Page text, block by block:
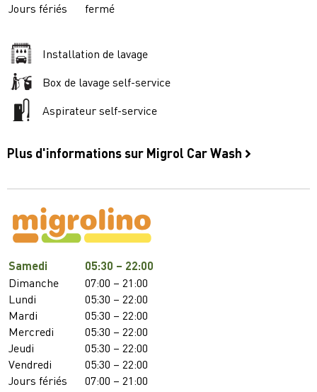
Jours fériés
fermé
Installation de lavage
Box de lavage self-service
Aspirateur self-service
Plus d'informations sur Migrol Car Wash
Samedi 05:30 – 22:00
Dimanche
07:00 – 21:00
Lundi
05:30 – 22:00
Mardi
05:30 – 22:00
Mercredi
05:30 – 22:00
Jeudi
05:30 – 22:00
Vendredi
05:30 – 22:00
Jours fériés
07:00 – 21:00